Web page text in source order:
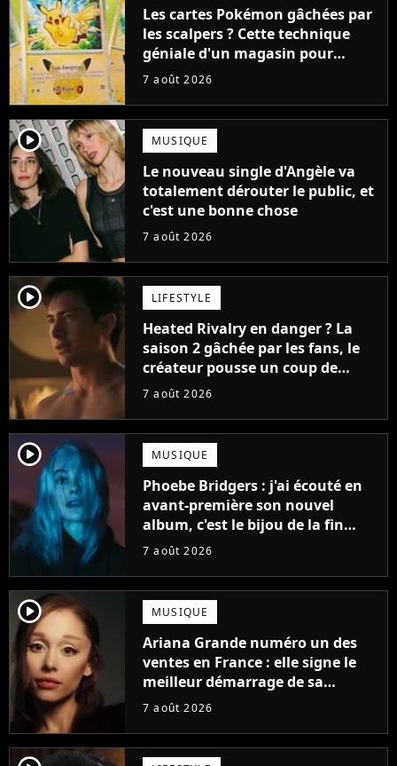
Les cartes Pokémon gâchées par
les scalpers ? Cette technique
géniale d'un magasin pour
ruiner les revendeurs
7 août 2026
player2 MUSIQUE
Le nouveau single d'Angèle va
totalement dérouter le public, et
c'est une bonne chose
7 août 2026
player2 LIFESTYLE
Heated Rivalry en danger ? La
saison 2 gâchée par les fans, le
créateur pousse un coup de
gueule
7 août 2026
player2 MUSIQUE
Phoebe Bridgers : j'ai écouté en
avant-première son nouvel
album, c'est le bijou de la fin
d'été
7 août 2026
player2 MUSIQUE
Ariana Grande numéro un des
ventes en France : elle signe le
meilleur démarrage de sa
carrière avec son album Petal
7 août 2026